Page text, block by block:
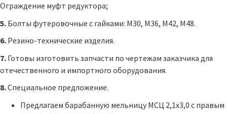
Ограждение муфт редуктора;
5. Болты футеровочные с гайками: М30, М36, М42, М48.
6. Резино-технические изделия.
7. Готовы изготовить запчасти по чертежам заказчика для
отечественного и импортного оборудования.
8.Специальное предложение.
Предлагаем барабанную мельницу МСЦ 2,1х3,0 с правым